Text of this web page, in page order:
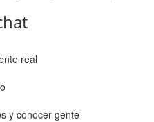
real
y conocer gente